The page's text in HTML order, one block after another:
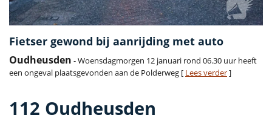
Fietser gewond bij aanrijding met auto
Oudheusden - Woensdagmorgen 12 januari rond 06.30 uur heeft
een ongeval plaatsgevonden aan de Polderweg [ Lees verder]
112 Oudheusden